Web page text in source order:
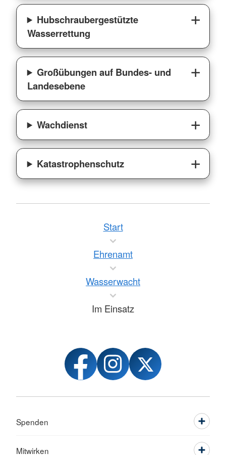
Hubschraubergestützte
Wasserrettung
Großübungen auf Bundes- und
Landesebene
Wachdienst
Katastrophenschutz
Start
Ehrenamt
Wasserwacht
Im Einsatz
Spenden
Mitwirken